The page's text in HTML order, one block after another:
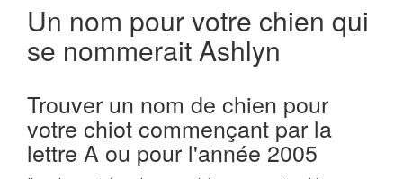
Un nom pour votre chien qui
se nommerait Ashlyn
Trouver un nom de chien pour
votre chiot commençant par la
lettre A ou pour l'année 2005